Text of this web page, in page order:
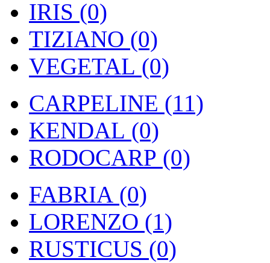
IRIS (0)
TIZIANO (0)
VEGETAL (0)
CARPELINE (11)
KENDAL (0)
RODOCARP (0)
FABRIA (0)
LORENZO (1)
RUSTICUS (0)